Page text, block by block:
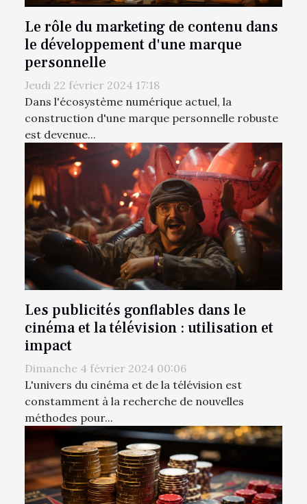
Le rôle du marketing de contenu dans
le développement d'une marque
personnelle
Jeudi 22 février 2024 17:18
Dans l'écosystème numérique actuel, la
construction d'une marque personnelle robuste
est devenue...
Les publicités gonflables dans le
cinéma et la télévision : utilisation et
impact
Dimanche 4 février 2024 00:06
L'univers du cinéma et de la télévision est
constamment à la recherche de nouvelles
méthodes pour...